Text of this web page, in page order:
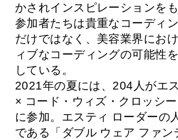
かされインスピレーションを
参加者たちは貴重なコーディ
だけではなく、美容業界にお
ィブなコーディングの可能性
している。
2021年の夏には、204人がエ
× コード・ウィズ・クロッシ
に参加。エスティ ローダーの
である「ダブル ウェア ファン